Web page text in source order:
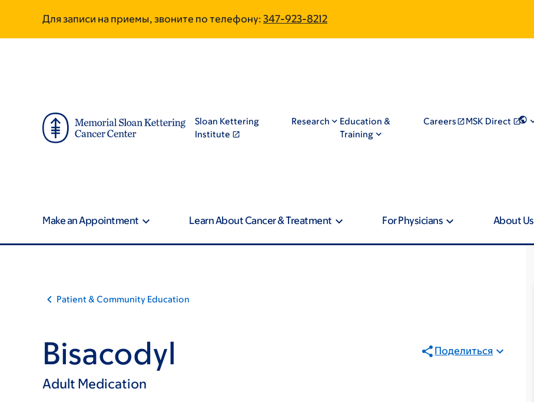
main
footer
Для записи на приемы, звоните по телефону: 347-923-8212
Sloan Kettering
Institute
Research
Education &
Training
Careers MSK Direct
Make an Appointment Learn About Cancer & Treatment For Physicians About Us
Patient & Community Education
Bisacodyl
Adult Medication
Поделиться